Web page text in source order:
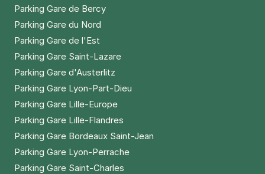
Parking Gare de Bercy
Parking Gare du Nord
Parking Gare de l'Est
Parking Gare Saint-Lazare
Parking Gare d'Austerlitz
Parking Gare Lyon-Part-Dieu
Parking Gare Lille-Europe
Parking Gare Lille-Flandres
Parking Gare Bordeaux Saint-Jean
Parking Gare Lyon-Perrache
Parking Gare Saint-Charles